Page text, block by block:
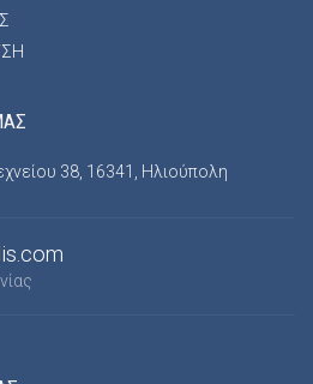
38, 16341, Ηλιούπολη